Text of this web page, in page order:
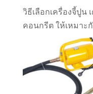
วิธีเลือกเครื่องจี้ปูน
คอนกรีต ให้เหมาะ